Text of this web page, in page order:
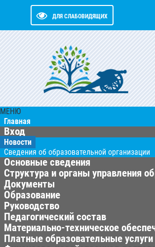
ДЛЯ СЛАБОВИДЯЩИХ
МЕНЮ
Главная
Вход
Новости
Сведения об образовательной организации
Основные сведения
Структура и органы управления
Документы
Образование
Руководство
Педагогический состав
Материально-техническое
Платные образовательные услуги